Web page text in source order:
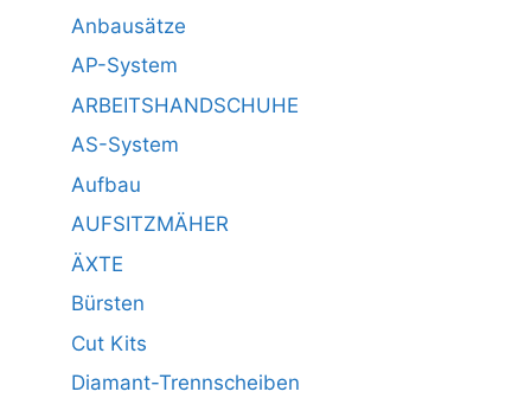
Anbausätze
AP-System
ARBEITSHANDSCHUHE
AS-System
Aufbau
AUFSITZMÄHER
ÄXTE
Bürsten
Cut Kits
Diamant-Trennscheiben